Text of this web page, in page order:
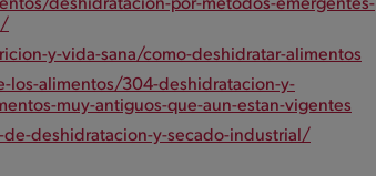
deshidratacion-por-metodos-emergentes-
y-vida-sana/como-deshidratar-alimentos
alimentos/304-deshidratacion-y-
muy-antiguos-que-aun-estan-vigentes
deshidratacion-y-secado-industrial/